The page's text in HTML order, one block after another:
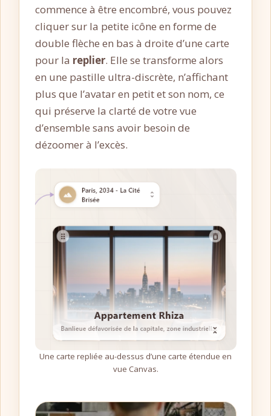
commence à être encombré, vous pouvez
cliquer sur la petite icône en forme de
double flèche en bas à droite d’une carte
pour la replier. Elle se transforme alors
en une pastille ultra-discrète, n’affichant
plus que l’avatar en petit et son nom, ce
qui préserve la clarté de votre vue
d’ensemble sans avoir besoin de
dézoomer à l’excès.
Une carte repliée au-dessus d’une carte étendue en
vue Canvas.